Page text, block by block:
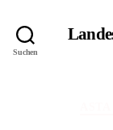
Suchen